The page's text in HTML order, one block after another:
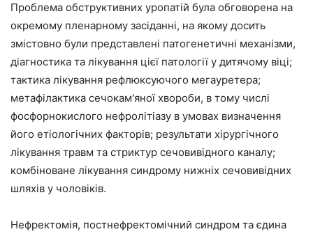
Проблема обструктивних уропатій була обговорена на
окремому пленарному засіданні, на якому досить
змістовно були представлені патогенетичні механізми,
діагностика та лікування цієї патології у дитячому віці;
тактика лікування рефлюксуючого мегауретера;
метафілактика сечокам'яної хвороби, в тому числі
фосфорнокислого нефролітіазу в умовах визначення
його етіологічних факторів; результати хірургічного
лікування травм та стриктур сечовивідного каналу;
комбіноване лікування синдрому нижніх сечовивідних
шляхів у чоловіків.
Нефректомія, постнефректомічний синдром та єдина